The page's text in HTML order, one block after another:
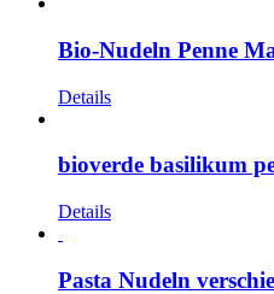
Bio-Nudeln Penne
Details
bioverde basilikum
Details
Pasta Nudeln